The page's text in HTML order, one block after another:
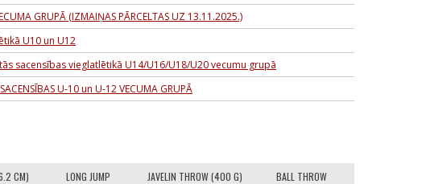
GRUPĀ (IZMAIŅAS PĀRCELTAS UZ 13.11.2025.)
U10 un U12
sacensības vieglatlētikā U14/U16/U18/U20 vecumu grupā
U-10 un U-12 VECUMA GRUPĀ
CM) LONG JUMP JAVELIN THROW (400 G) BALL THROW